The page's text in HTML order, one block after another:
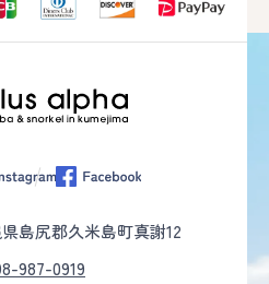
島尻郡久米島町真謝12
987-0919